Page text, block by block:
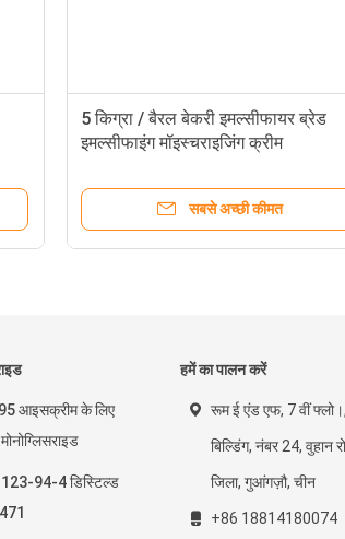
5 किग्रा / बैरल बेकरी इमल्सीफायर ब्रेड
इमल्सीफाइंग मॉइस्चराइजिंग क्रीम
सबसे अच्छी कीमत
आइसक्रीम के लिए
94-4 डिस्टिल्ड
हमें का पालन करें
रूम ई एंड एफ, 7 वीं
बिल्डिंग, नंबर 24, वुहान
जिला, गुआंगज़ौ, चीन
+86 18814180074